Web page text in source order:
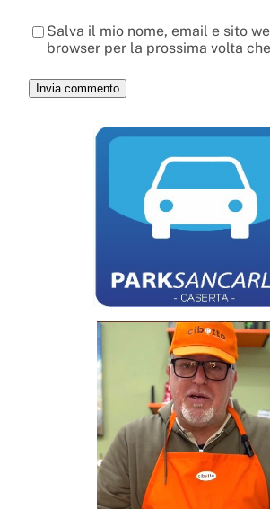
Salva il mio nome, email e sito
browser per la prossima volta